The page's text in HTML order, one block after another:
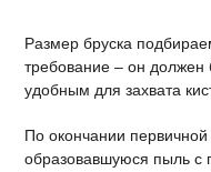
Размер бруска
требование – он
удобным для захвата
По окончании
образовавшуюся пыль с